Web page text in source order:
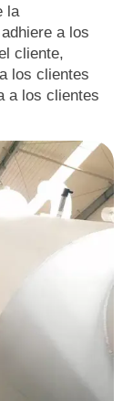
la
a los
cliente,
los clientes
a los clientes